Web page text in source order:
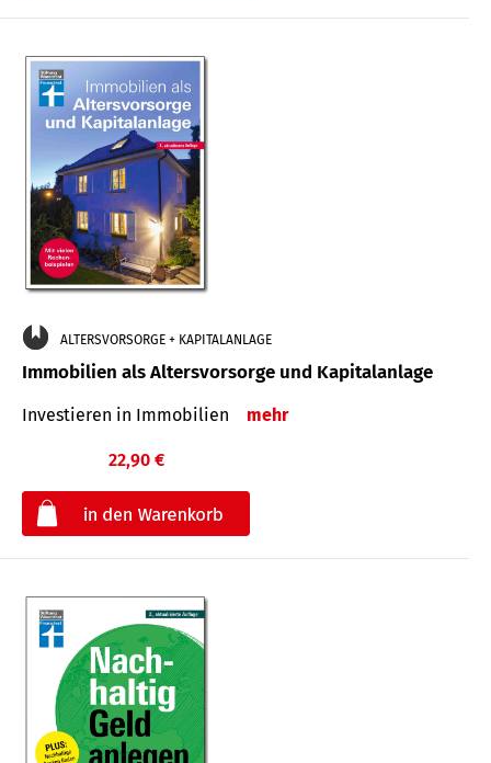
ALTERSVORSORGE + KAPITALANLAGE
Immobilien als Altersvorsorge und Kapitalanlage
Investieren in Immobilien mehr
22,90 €